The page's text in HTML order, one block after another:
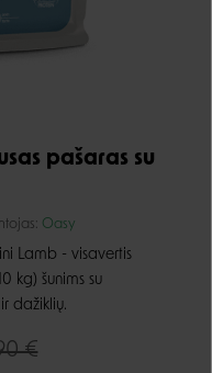
pašaras su
Oasy
Lamb - visavertis
kg) šunims su
dažiklių.
€